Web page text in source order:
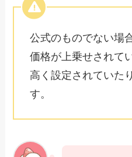
公式のものでない場
価格が上乗せされて
高く設定されていた
す。